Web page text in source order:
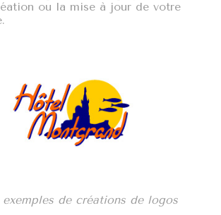
ou la mise à jour de votre
exemples de créations de logos